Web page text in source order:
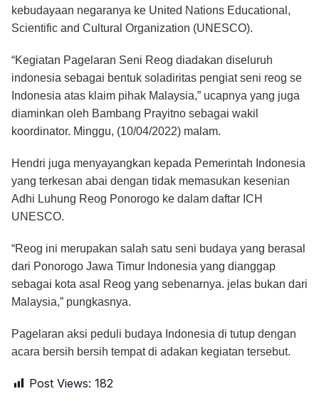
kebudayaan negaranya ke United Nations Educational,
Scientific and Cultural Organization (UNESCO).
“Kegiatan Pagelaran Seni Reog diadakan diseluruh
indonesia sebagai bentuk soladiritas pengiat seni reog se
Indonesia atas klaim pihak Malaysia,” ucapnya yang juga
diaminkan oleh Bambang Prayitno sebagai wakil
koordinator. Minggu, (10/04/2022) malam.
Hendri juga menyayangkan kepada Pemerintah Indonesia
yang terkesan abai dengan tidak memasukan kesenian
Adhi Luhung Reog Ponorogo ke dalam daftar ICH
UNESCO.
“Reog ini merupakan salah satu seni budaya yang berasal
dari Ponorogo Jawa Timur Indonesia yang dianggap
sebagai kota asal Reog yang sebenarnya. jelas bukan dari
Malaysia,” pungkasnya.
Pagelaran aksi peduli budaya Indonesia di tutup dengan
acara bersih bersih tempat di adakan kegiatan tersebut.
Post Views: 182